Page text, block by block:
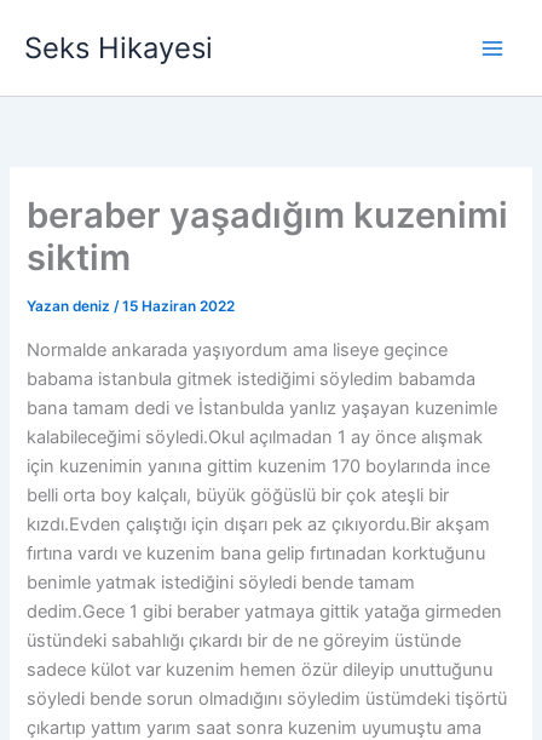
atlaSeks Hikayesi
beraber yaşadığım kuzenimi
siktim
Yazan deniz/15 Haziran 2022
Normalde ankarada yaşıyordum ama liseye geçince
babama istanbula gitmek istediğimi söyledim babamda
bana tamam dedi ve İstanbulda yanlız yaşayan kuzenimle
kalabileceğimi söyledi.Okul açılmadan 1 ay önce alışmak
için kuzenimin yanına gittim kuzenim 170 boylarında ince
belli orta boy kalçalı, büyük göğüslü bir çok ateşli bir
kızdı.Evden çalıştığı için dışarı pek az çıkıyordu.Bir akşam
fırtına vardı ve kuzenim bana gelip fırtınadan korktuğunu
benimle yatmak istediğini söyledi bende tamam
dedim.Gece 1 gibi beraber yatmaya gittik yatağa girmeden
üstündeki sabahlığı çıkardı bir de ne göreyim üstünde
sadece külot var kuzenim hemen özür dileyip unuttuğunu
söyledi bende sorun olmadığını söyledim üstümdeki tişörtü
çıkartıp yattım yarım saat sonra kuzenim uyumuştu ama